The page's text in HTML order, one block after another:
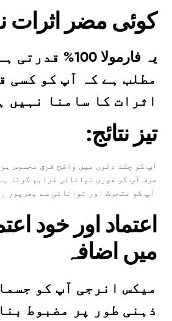
:کوئی مضر اثرات
مطلب ہے کہ آپ کو کسی
اثرات کا سامنا نہیں
:تیز نتائج
آپ کو چند دنوں میں واضح فرق محسوس
صرف آپ کو فوری توانائی فراہم کرتا
میں اضافہ
میکس انرجی آپ کو
ذہنی طور پر مضبوط